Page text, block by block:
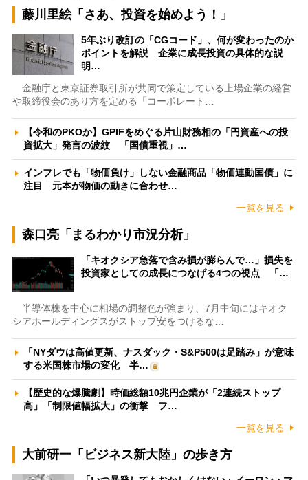
藤川里絵「さあ、投資を始めよう！」
5年ぶり改訂の「CGコード」、何が変わったのか
ポイントを解説 企業に成長投資の具体的な説
明…
金融庁と東京証券取引所が共同で策定している上場企業の経営
や取締役会のあり方を定める「コーポレート…
【令和のPKOか】GPIFをめぐる片山財務相の「円資産への投
資拡大」発言の波紋 「国債重視」…
インフレでも「物価負け」しない金融商品「物価連動国債」に
注目 元本が物価の動きに合わせ…
一覧を見る
森口亮「まるわかり市況分析」
「キオクシア急落で含み損が膨らんで…」損失を
投資家としての成長につなげる4つの視点 「…
半導体株を中心に相場の調整色が強まり、7月中旬にはキオク
シアホールディングスがストップ安をつけるな…
「NYダウは高値更新、ナスダック・S&P500は足踏み」が意味
する米国株市場の変化 半…
【歴史的な爆騰劇】時価総額10兆円企業が「2連続ストップ
高」「制限値幅拡大」の衝撃 フ…
一覧を見る
大前研一「ビジネス新大陸」の歩き方